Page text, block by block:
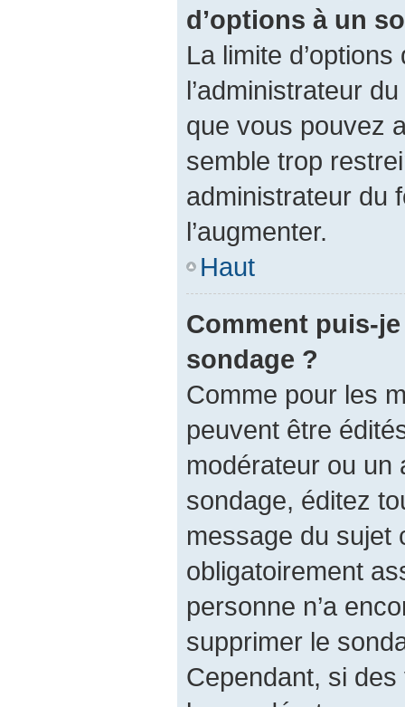
d’options à un
La limite
l’administrateur
que vous pouvez
semble trop
administrateur du
l’augmenter.
Haut
Comment puis-
sondage ?
Comme pour les
peuvent être
modérateur ou un
sondage, éditez
message du sujet
obligatoirement
personne n’a
supprimer le
Cependant, si